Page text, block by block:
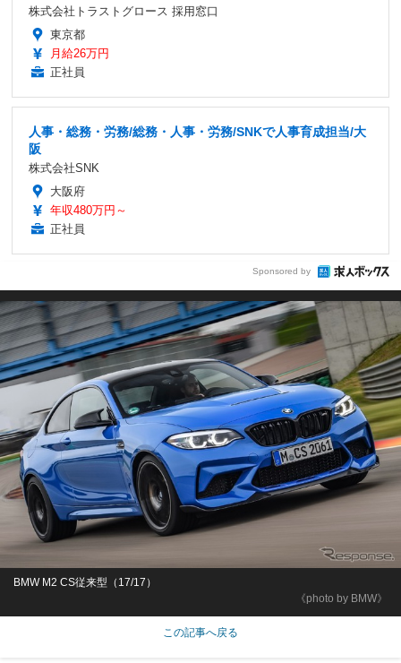
株式会社トラストグロース 採用窓口
東京都
月給26万円
正社員
人事・総務・労務/総務・人事・労務/SNKで人事育成担当/大
阪
株式会社SNK
大阪府
年収480万円～
正社員
Sponsored by
《photo by BMW》
BMW M2 CS従来型（17/17）
この記事へ戻る